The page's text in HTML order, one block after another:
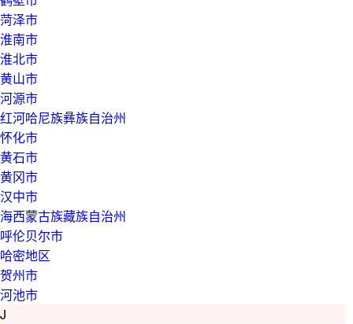
菏泽市
淮南市
淮北市
黄山市
河源市
红河哈尼族彝族自治州
怀化市
黄石市
黄冈市
汉中市
海西蒙古族藏族自治州
呼伦贝尔市
哈密地区
贺州市
河池市
J